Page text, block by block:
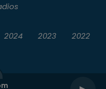
2024 2023 2022